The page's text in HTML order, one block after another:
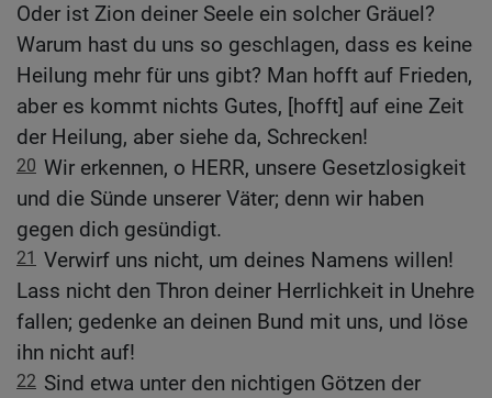
Oder ist Zion deiner Seele ein solcher Gräuel?
Warum hast du uns so geschlagen, dass es keine
Heilung mehr für uns gibt? Man hofft auf Frieden,
aber es kommt nichts Gutes, [hofft] auf eine Zeit
der Heilung, aber siehe da, Schrecken!
20 Wir erkennen, o HERR, unsere Gesetzlosigkeit
und die Sünde unserer Väter; denn wir haben
gegen dich gesündigt.
21 Verwirf uns nicht, um deines Namens willen!
Lass nicht den Thron deiner Herrlichkeit in Unehre
fallen; gedenke an deinen Bund mit uns, und löse
ihn nicht auf!
22 Sind etwa unter den nichtigen Götzen der